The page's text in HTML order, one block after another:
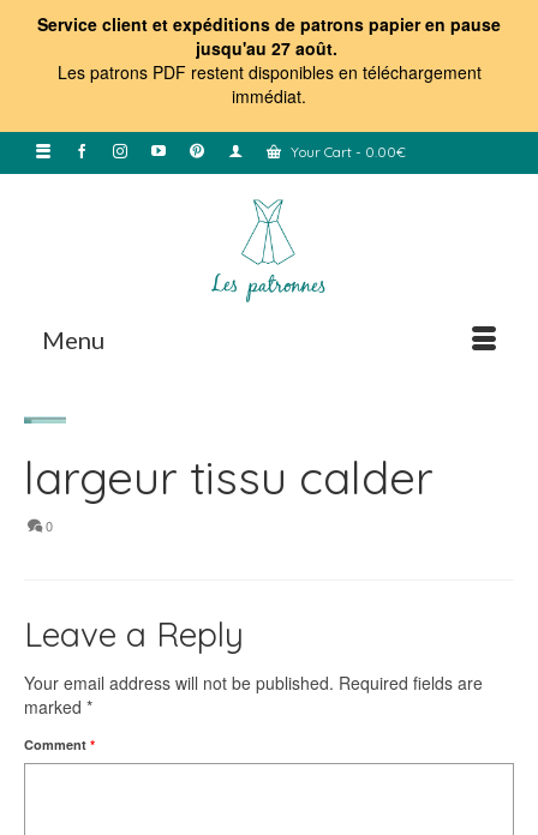
Service client et expéditions de patrons papier en pause
jusqu'au 27 août.
Les patrons PDF restent disponibles en téléchargement
immédiat.
Your Cart - 0.00€
Menu
largeur tissu calder
0
Leave a Reply
Your email address will not be published. Required fields are
marked *
Comment *